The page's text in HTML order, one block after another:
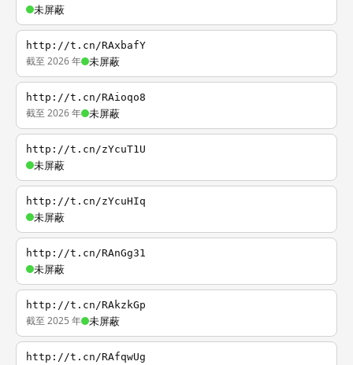
未屏蔽
http://t.cn/RAxbafY
截至 2026 年 未屏蔽
http://t.cn/RAioqo8
截至 2026 年 未屏蔽
http://t.cn/zYcuT1U
未屏蔽
http://t.cn/zYcuHIq
未屏蔽
http://t.cn/RAnGg31
未屏蔽
http://t.cn/RAkzkGp
截至 2025 年 未屏蔽
http://t.cn/RAfqwUg